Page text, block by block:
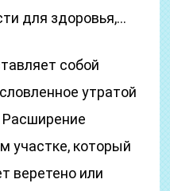
для здоровья,…
собой
утратой
Расширение
участке, который
веретено или